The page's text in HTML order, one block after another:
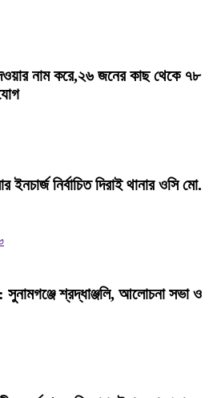
নাম করে,২৬ জনের কাছ থেকে ৭৮
ইনচার্জ নির্বাচিত দিরাই থানার ওসি মো.
শ্রদ্ধাঞ্জলি, আলোচনা সভা ও